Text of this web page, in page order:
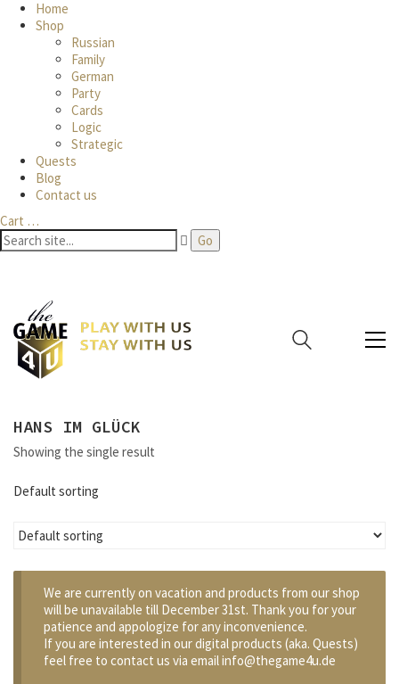
Home
Shop
Russian
Family
German
Party
Cards
Logic
Strategic
Quests
Blog
Contact us
Cart …
HANS IM GLÜCK
Showing the single result
Default sorting
We are currently on vacation and products from our shop
will be unavailable till December 31st. Thank you for your
patience and appologize for any inconvenience.
If you are interested in our digital products (aka. Quests)
feel free to contact us via email info@thegame4u.de